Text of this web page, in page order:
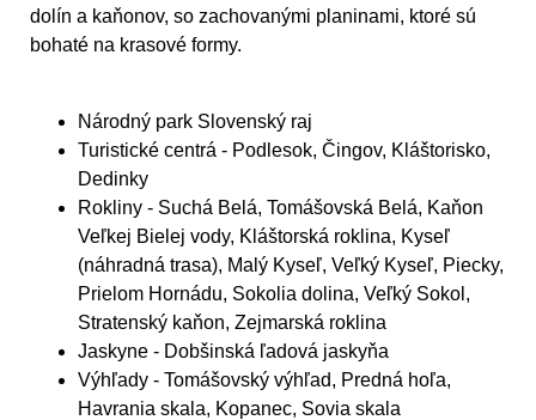
dolín a kaňonov, so zachovanými planinami, ktoré sú
bohaté na krasové formy.
Národný park Slovenský raj
Turistické centrá - Podlesok, Čingov, Kláštorisko,
Dedinky
Rokliny - Suchá Belá, Tomášovská Belá, Kaňon
Veľkej Bielej vody, Kláštorská roklina, Kyseľ
(náhradná trasa), Malý Kyseľ, Veľký Kyseľ, Piecky,
Prielom Hornádu, Sokolia dolina, Veľký Sokol,
Stratenský kaňon, Zejmarská roklina
Jaskyne - Dobšinská ľadová jaskyňa
Výhľady - Tomášovský výhľad, Predná hoľa,
Havrania skala, Kopanec, Sovia skala